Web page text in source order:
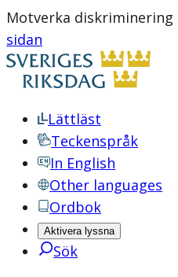
Motverka diskriminering
sidan
Lättläst
Teckenspråk
In English
Other languages
Ordbok
Aktivera lyssna
Sök